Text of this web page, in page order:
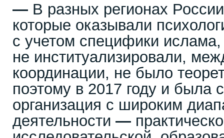
— В разных регионах
которые оказывали
с учетом специфики
не институализировали,
координации, не было
поэтому в 2017 году и была
организация с широким
деятельности —